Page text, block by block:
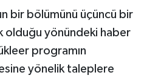
bir bölümünü üçüncü bir
olduğu yönündeki haber
programın
yönelik taleplere